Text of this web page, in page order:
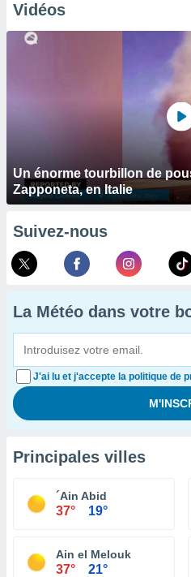
Vidéos
Un énorme tourbillon de
Zapponeta, en Italie
Suivez-nous
La Météo dans votre
J'ai lu et j'accepte la politique de
Principales villes
´Ain Abid
37° 19°
Ain el Melouk
37° 21°